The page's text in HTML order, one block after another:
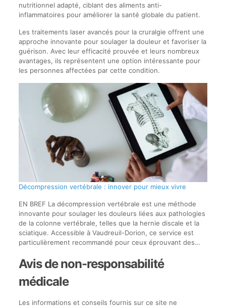
nutritionnel adapté, ciblant des aliments anti-
inflammatoires pour améliorer la santé globale du patient.
Les traitements laser avancés pour la cruralgie offrent une
approche innovante pour soulager la douleur et favoriser la
guérison. Avec leur efficacité prouvée et leurs nombreux
avantages, ils représentent une option intéressante pour
les personnes affectées par cette condition.
Décompression vertébrale : innover pour mieux vivre
EN BREF La décompression vertébrale est une méthode
innovante pour soulager les douleurs liées aux pathologies
de la colonne vertébrale, telles que la hernie discale et la
sciatique. Accessible à Vaudreuil-Dorion, ce service est
particulièrement recommandé pour ceux éprouvant des…
Avis de non-responsabilité
médicale
Les informations et conseils fournis sur ce site ne